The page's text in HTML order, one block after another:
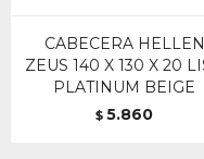
CABECERA HELLEN
ZEUS 140 X 130 X 20
PLATINUM BEIGE
$ 5.860